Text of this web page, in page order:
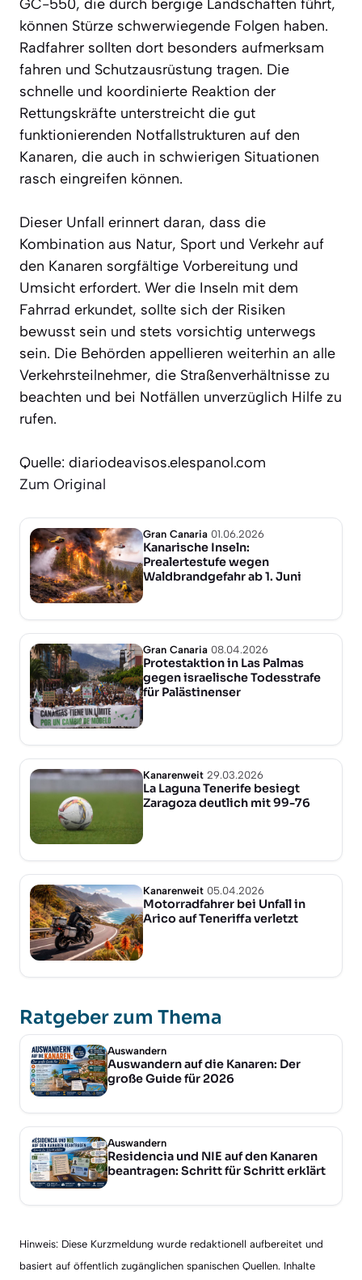
GC-550, die durch bergige Landschaften führt,
können Stürze schwerwiegende Folgen haben.
Radfahrer sollten dort besonders aufmerksam
fahren und Schutzausrüstung tragen. Die
schnelle und koordinierte Reaktion der
Rettungskräfte unterstreicht die gut
funktionierenden Notfallstrukturen auf den
Kanaren, die auch in schwierigen Situationen
rasch eingreifen können.
Dieser Unfall erinnert daran, dass die
Kombination aus Natur, Sport und Verkehr auf
den Kanaren sorgfältige Vorbereitung und
Umsicht erfordert. Wer die Inseln mit dem
Fahrrad erkundet, sollte sich der Risiken
bewusst sein und stets vorsichtig unterwegs
sein. Die Behörden appellieren weiterhin an alle
Verkehrsteilnehmer, die Straßenverhältnisse zu
beachten und bei Notfällen unverzüglich Hilfe zu
rufen.
Quelle: diariodeavisos.elespanol.com
Zum Original
Gran Canaria 01.06.2026
Kanarische Inseln:
Prealertestufe wegen
Waldbrandgefahr ab 1. Juni
Gran Canaria 08.04.2026
Protestaktion in Las Palmas
gegen israelische Todesstrafe
für Palästinenser
Kanarenweit 29.03.2026
La Laguna Tenerife besiegt
Zaragoza deutlich mit 99-76
Kanarenweit 05.04.2026
Motorradfahrer bei Unfall in
Arico auf Teneriffa verletzt
Ratgeber zum Thema
Auswandern
Auswandern auf die Kanaren: Der
große Guide für 2026
Auswandern
Residencia und NIE auf den Kanaren
beantragen: Schritt für Schritt erklärt
Hinweis: Diese Kurzmeldung wurde redaktionell aufbereitet und
basiert auf öffentlich zugänglichen spanischen Quellen. Inhalte